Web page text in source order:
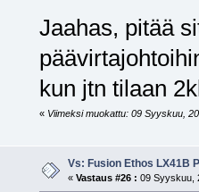
Jaahas, pitää
kun jtn tilaan
« Viimeksi muokattu: 09 Syyskuu,
Vs: Fusion Ethos LX41B
« Vastaus #26 : 09 Syyskuu,